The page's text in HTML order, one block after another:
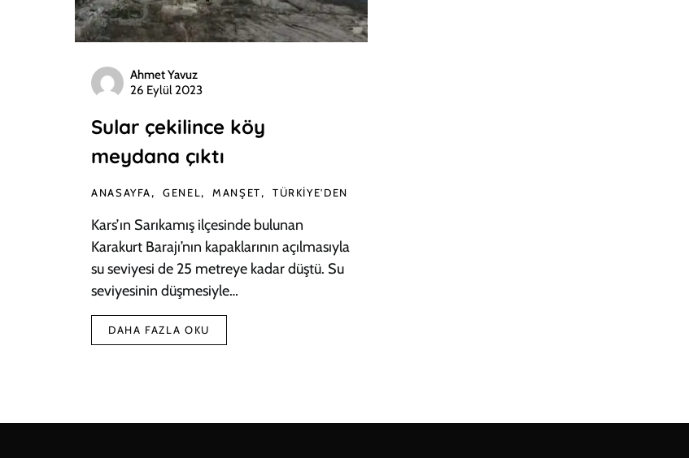
Ahmet Yavuz
26 Eylül 2023
Sular çekilince köy
meydana çıktı
ANASAYFA GENEL MANŞET TÜRKIYE'DEN
Kars’ın Sarıkamış ilçesinde bulunan
Karakurt Barajı’nın kapaklarının açılmasıyla
su seviyesi de 25 metreye kadar düştü. Su
seviyesinin düşmesiyle…
DAHA FAZLA OKU